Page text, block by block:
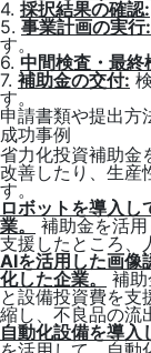
4. 採択結果の確認:
5. 事業計画の実行:
す。
6. 中間検査・最終
7. 補助金の交付:
す。
申請書類や提出方
成功事例
省力化投資補助金
改善したり、生産
す。
ロボットを導入
業。
補助金を活
支援したところ、
AIを活用した画像
化した企業。
補
と設備投資費を支
縮し、不良品の流
自動化設備を導入